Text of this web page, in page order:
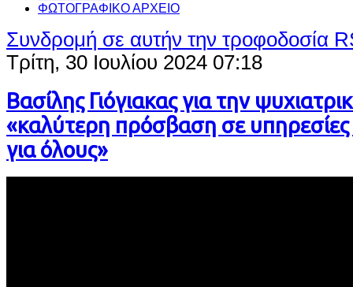
ΦΩΤΟΓΡΑΦΙΚΟ ΑΡΧΕΙΟ
Συνδρομή σε αυτήν την τροφοδοσία
Τρίτη, 30 Ιουλίου 2024 07:18
Βασίλης Γιόγιακας για την
«καλύτερη πρόσβαση σε υπηρεσίες
για όλους»